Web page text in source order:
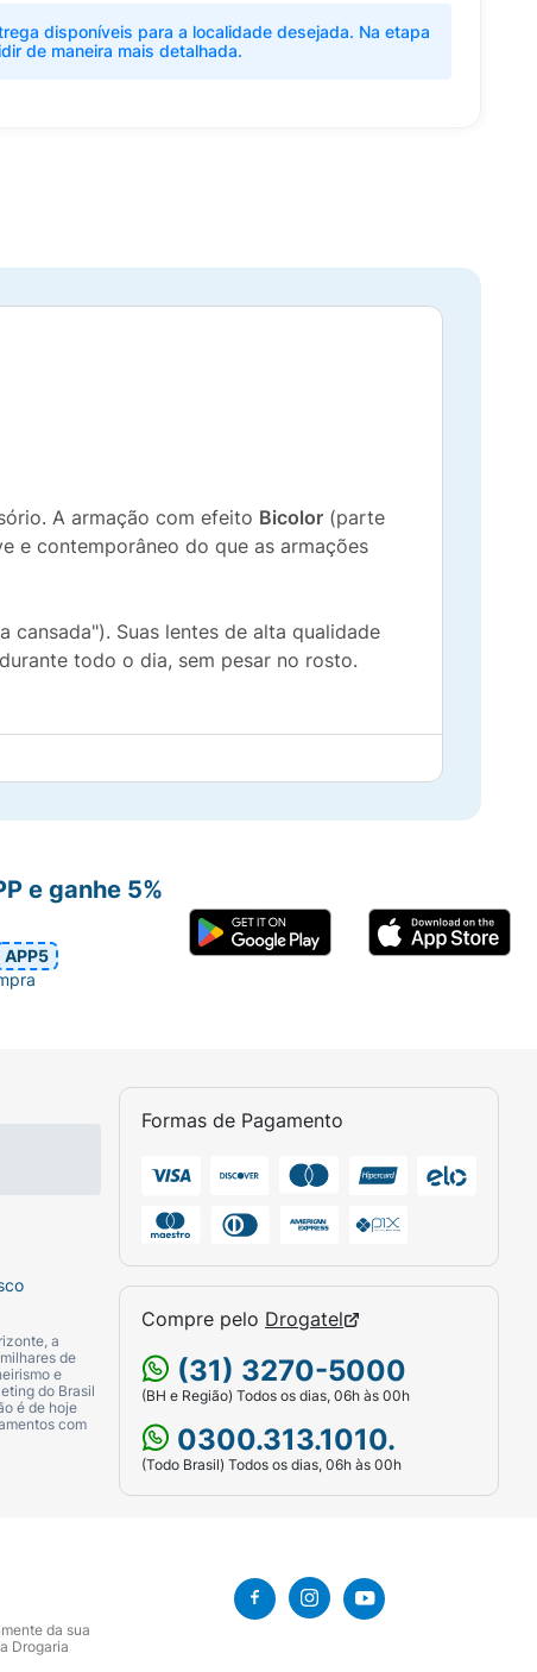
disponíveis para a localidade desejada. Na etapa
de maneira mais detalhada.
A armação com efeito Bicolor (parte
e contemporâneo do que as armações
cansada"). Suas lentes de alta qualidade
todo o dia, sem pesar no rosto.
a
de
e
do Brasil
é de hoje
com
Formas de Pagamento
Compre pelo Drogatel
(31) 3270-5000
(BH e Região) Todos os dias, 06h às 00h
0300.313.1010.
(Todo Brasil) Todos os dias, 06h às 00h
e ganhe 5%
APP5
da sua
Drogaria